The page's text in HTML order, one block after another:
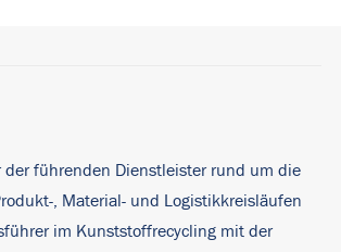
der führenden Dienstleister rund um die
, Material- und Logistikkreisläufen
im Kunststoffrecycling mit der